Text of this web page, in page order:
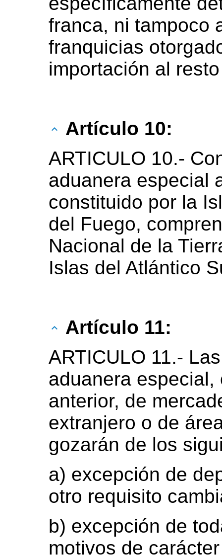
franca, ni tampoco
franquicias
importación al
Artículo 10:
ARTICULO 10.-
aduanera especial
constituido por la
del Fuego,
Nacional de la
Islas del Atlántico
Artículo 11:
ARTICULO 11.-
aduanera
anterior, de
extranjero o de
gozarán de los
a) excepción de
otro requisito
b) excepción de
motivos de